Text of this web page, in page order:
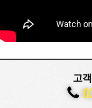
고